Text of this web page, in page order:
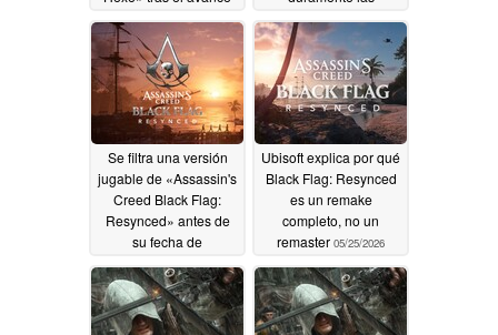
07/15/2026 07/10/2026
Se filtra una versión
jugable de «Assassin's
Creed Black Flag:
Resynced» antes de
su fecha de
07/08/2026
Ubisoft explica por qué
Black Flag: Resynced
es un remake
completo, no un
remaster 05/25/2026